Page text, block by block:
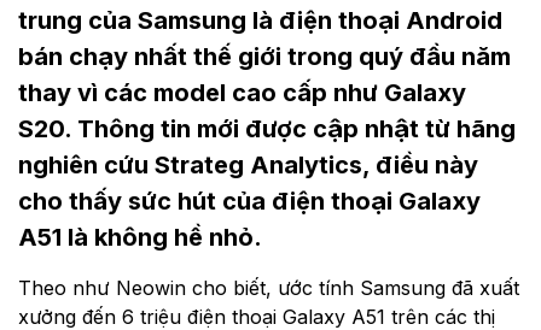
trung của Samsung là điện thoại Android
bán chạy nhất thế giới trong quý đầu năm
thay vì các model cao cấp như Galaxy
S20. Thông tin mới được cập nhật từ hãng
nghiên cứu Strateg Analytics, điều này
cho thấy sức hút của điện thoại Galaxy
A51 là không hề nhỏ.
Theo như Neowin cho biết, ước tính Samsung đã xuất
xưởng đến 6 triệu điện thoại Galaxy A51 trên các thị